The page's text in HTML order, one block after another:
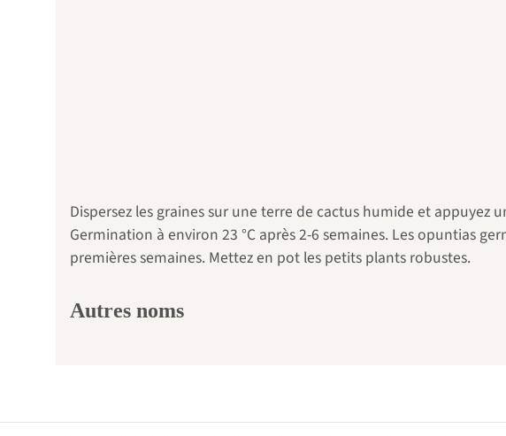
Dispersez les graines sur une terre de cactus humide et
Germination à environ 23 °C après 2-6 semaines. Les opuntias
premières semaines. Mettez en pot les petits plants robustes.
Autres noms